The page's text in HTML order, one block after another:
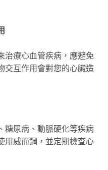
治療心血管疾病，應避免
交互作用會對您的心臟造
糖尿病、動脈硬化等疾病
用威而鋼，並定期檢查心